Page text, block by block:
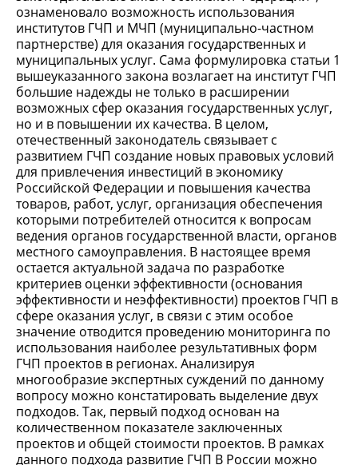
ознаменовало возможность использования
институтов ГЧП и МЧП (муниципально-частном
партнерстве) для оказания государственных и
муниципальных услуг. Сама формулировка статьи 1
вышеуказанного закона возлагает на институт ГЧП
большие надежды не только в расширении
возможных сфер оказания государственных услуг,
но и в повышении их качества. В целом,
отечественный законодатель связывает с
развитием ГЧП создание новых правовых условий
для привлечения инвестиций в экономику
Российской Федерации и повышения качества
товаров, работ, услуг, организация обеспечения
которыми потребителей относится к вопросам
ведения органов государственной власти, органов
местного самоуправления. В настоящее время
остается актуальной задача по разработке
критериев оценки эффективности (основания
эффективности и неэффективности) проектов ГЧП в
сфере оказания услуг, в связи с этим особое
значение отводится проведению мониторинга по
использования наиболее результативных форм
ГЧП проектов в регионах. Анализируя
многообразие экспертных суждений по данному
вопросу можно констатировать выделение двух
подходов. Так, первый подход основан на
количественном показателе заключенных
проектов и общей стоимости проектов. В рамках
данного подхода развитие ГЧП В России можно